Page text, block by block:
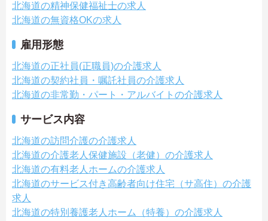
北海道の精神保健福祉士の求人
北海道の無資格OKの求人
雇用形態
北海道の正社員(正職員)の介護求人
北海道の契約社員・嘱託社員の介護求人
北海道の非常勤・パート・アルバイトの介護求人
サービス内容
北海道の訪問介護の介護求人
北海道の介護老人保健施設（老健）の介護求人
北海道の有料老人ホームの介護求人
北海道のサービス付き高齢者向け住宅（サ高住）の介護
求人
北海道の特別養護老人ホーム（特養）の介護求人